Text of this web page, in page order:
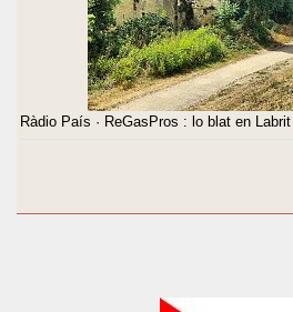
Ràdio País · ReGasPros : lo blat en